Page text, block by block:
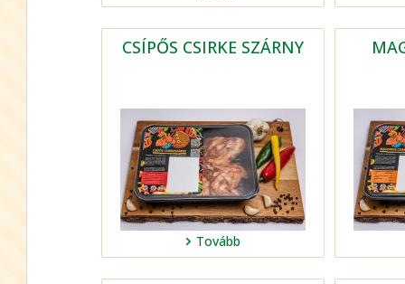
CSÍPŐS CSIRKE SZÁRNY
Tovább